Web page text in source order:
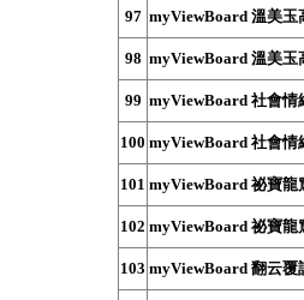
97 myViewBoard 溫美玉
98 myViewBoard 溫美玉
99 myViewBoard 社會情
100 myViewBoard 社會情
101 myViewBoard 祕寶龍
102 myViewBoard 祕寶龍
103 myViewBoard 翻云覆